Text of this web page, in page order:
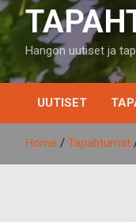
Hangon uutiset ja
UUTISET
Home Tapahtumat